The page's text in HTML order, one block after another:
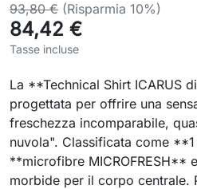
93,80 € (Risparmia 10%)
84,42 €
Tasse incluse
La **Technical Shirt ICARUS
progettata per offrire una
freschezza incomparabile,
nuvola". Classificata come
**microfibre MICROFRESH**
morbide per il corpo centrale.